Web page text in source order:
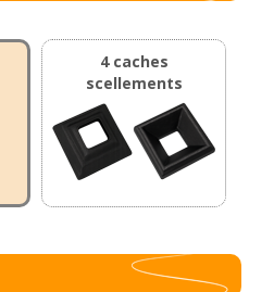
4 caches
scellements